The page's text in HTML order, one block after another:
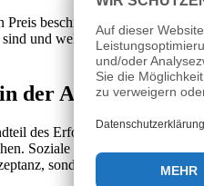
beschränkt, sondern
und welche Strategie zur
der Altcoin-Saison
des Erfolgs von Altcoins.
Soziale Netzwerke, Foren
sondern kann auch